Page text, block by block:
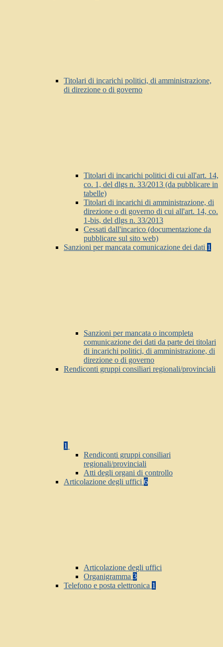
Titolari di incarichi politici, di amministrazione,
di direzione o di governo
Titolari di incarichi politici di cui all'art. 14,
co. 1, del dlgs n. 33/2013 (da pubblicare in
tabelle)
Titolari di incarichi di amministrazione, di
direzione o di governo di cui all'art. 14, co.
1-bis, del dlgs n. 33/2013
Cessati dall'incarico (documentazione da
pubblicare sul sito web)
Sanzioni per mancata comunicazione dei dati 1
Sanzioni per mancata o incompleta
comunicazione dei dati da parte dei titolari
di incarichi politici, di amministrazione, di
direzione o di governo
Rendiconti gruppi consiliari regionali/provinciali
1
Rendiconti gruppi consiliari
regionali/provinciali
Atti degli organi di controllo
Articolazione degli uffici 6
Articolazione degli uffici
Organigramma 3
Telefono e posta elettronica 1